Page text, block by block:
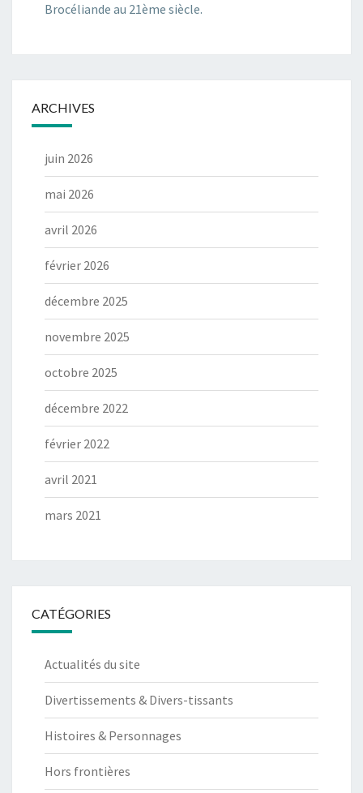
Brocéliande au 21ème siècle.
ARCHIVES
juin 2026
mai 2026
avril 2026
février 2026
décembre 2025
novembre 2025
octobre 2025
décembre 2022
février 2022
avril 2021
mars 2021
CATÉGORIES
Actualités du site
Divertissements & Divers-tissants
Histoires & Personnages
Hors frontières